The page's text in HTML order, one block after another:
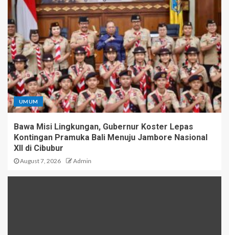
UMUM
Bawa Misi Lingkungan, Gubernur Koster Lepas
Kontingan Pramuka Bali Menuju Jambore Nasional
XII di Cibubur
August 7, 2026 Admin